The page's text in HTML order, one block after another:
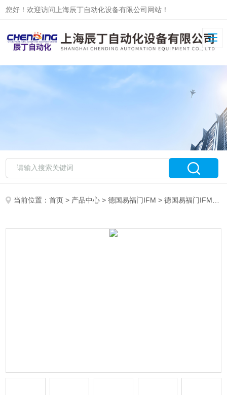
您好！欢迎访问上海辰丁自动化设备有限公司网站！
当前位置：首页 > 产品中心 >德国易福门IFM >德国易福门IFM现货系列